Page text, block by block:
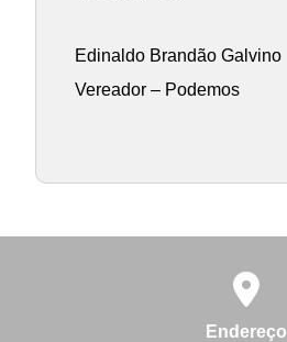
Edinaldo Brandão Galvino
Vereador – Podemos
Endereço